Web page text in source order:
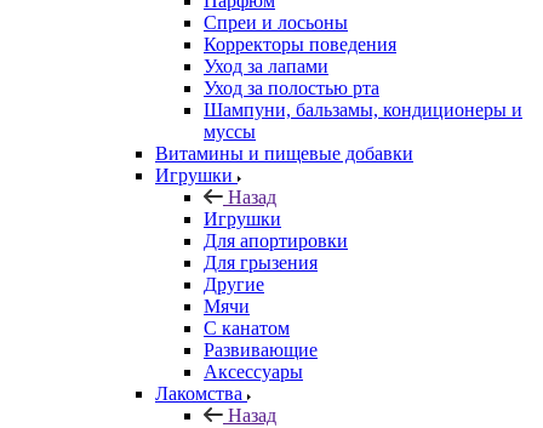
Спреи и лосьоны
Корректоры поведения
Уход за лапами
Уход за полостью рта
Шампуни, бальзамы, кондиционеры и
муссы
Витамины и пищевые добавки
Игрушки
Назад
Игрушки
Для апортировки
Для грызения
Другие
Мячи
С канатом
Развивающие
Аксессуары
Лакомства
Назад